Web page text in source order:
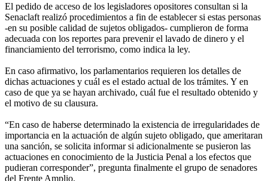
El pedido de acceso de los legisladores opositores consultan si la
Senaclaft realizó procedimientos a fin de establecer si estas personas
-en su posible calidad de sujetos obligados- cumplieron de forma
adecuada con los reportes para prevenir el lavado de dinero y el
financiamiento del terrorismo, como indica la ley.
En caso afirmativo, los parlamentarios requieren los detalles de
dichas actuaciones y cuál es el estado actual de los trámites. Y en
caso de que ya se hayan archivado, cuál fue el resultado obtenido y
el motivo de su clausura.
“En caso de haberse determinado la existencia de irregularidades de
importancia en la actuación de algún sujeto obligado, que ameritaran
una sanción, se solicita informar si adicionalmente se pusieron las
actuaciones en conocimiento de la Justicia Penal a los efectos que
pudieran corresponder”, pregunta finalmente el grupo de senadores
del Frente Amplio.